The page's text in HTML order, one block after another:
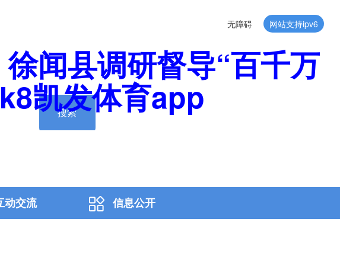
无障碍 网站支持ipv6
闻县调研督导“百千万
凯发体育app
搜索
动交流 信息公开